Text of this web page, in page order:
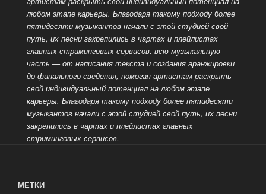
любом этапе карьеры. Благодаря такому подходу более
пятидесяти музыкантов начали с этой студией свой
путь, их песни закрепились в чартах и плейлистах
главных стриминговых сервисов. всю музыкальную
часть — от написания текста и создания аранжировки
до финального сведения, помогая артистам раскрыть
свой индивидуальный потенциал на любом этапе
карьеры. Благодаря такому подходу более пятидесяти
музыкантов начали с этой студией свой путь, их песни
закрепились в чартах и плейлистах главных
стриминговых сервисов.
МЕТКИ